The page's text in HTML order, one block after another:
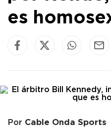
es
Por Cable Onda Sports